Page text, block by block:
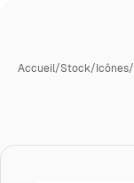
Accueil/Stock/Icônes/